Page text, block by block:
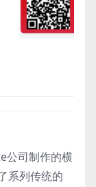
公司制作的横
系列传统的